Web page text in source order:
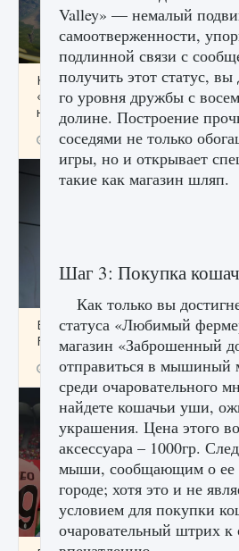
Как исправить ошибку Palworld
«Идет сохранение мира —
начать сохранение данных мира»
9 августа 2024 2 711
Все новые функции в режиме
FC 25
9 августа 2024 2 096
Valley» — немалый
самоотверженности,
подлинной связи с
получить этот статус,
го уровня дружбы с
долине. Построение
соседями не только
игры, но и открывает
такие как магазин шляп.
Шаг 3: Покупка
Как только вы
статуса «Любимый
магазин «Заброшенный
отправиться в мышиный
среди очаровательного
найдете кошачьи уши,
украшения. Цена этого
аксессуара – 1000гр.
мыши, сообщающим о ее
городе; хотя это и не
условием для покупки
очаровательный штрих